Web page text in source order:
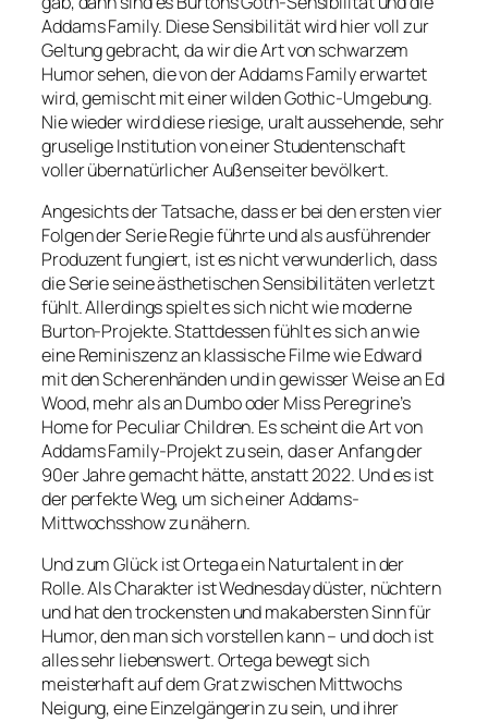
Addams Family. Diese Sensibilität wird hier voll zur
Geltung gebracht, da wir die Art von schwarzem
Humor sehen, die von der Addams Family erwartet
wird, gemischt mit einer wilden Gothic-Umgebung.
Nie wieder wird diese riesige, uralt aussehende, sehr
gruselige Institution von einer Studentenschaft
voller übernatürlicher Außenseiter bevölkert.
Angesichts der Tatsache, dass er bei den ersten vier
Folgen der Serie Regie führte und als ausführender
Produzent fungiert, ist es nicht verwunderlich, dass
die Serie seine ästhetischen Sensibilitäten verletzt
fühlt. Allerdings spielt es sich nicht wie moderne
Burton-Projekte. Stattdessen fühlt es sich an wie
eine Reminiszenz an klassische Filme wie Edward
mit den Scherenhänden und in gewisser Weise an Ed
Wood, mehr als an Dumbo oder Miss Peregrine’s
Home for Peculiar Children. Es scheint die Art von
Addams Family-Projekt zu sein, das er Anfang der
90er Jahre gemacht hätte, anstatt 2022. Und es ist
der perfekte Weg, um sich einer Addams-
Mittwochsshow zu nähern.
Und zum Glück ist Ortega ein Naturtalent in der
Rolle. Als Charakter ist Wednesday düster, nüchtern
und hat den trockensten und makabersten Sinn für
Humor, den man sich vorstellen kann – und doch ist
alles sehr liebenswert. Ortega bewegt sich
meisterhaft auf dem Grat zwischen Mittwochs
Neigung, eine Einzelgängerin zu sein, und ihrer